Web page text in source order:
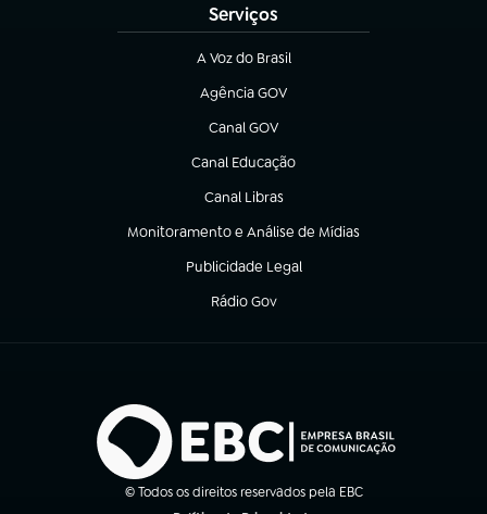
Serviços
A Voz do Brasil
(abre em nova aba)
Agência GOV
(abre em nova aba)
Canal GOV
(abre em nova aba)
Canal Educação
(abre em nova aba)
Canal Libras
(abre em nova aba)
Monitoramento e Análise de Mídias
(abre em nova aba)
Publicidade Legal
(abre em nova aba)
Rádio Gov
(abre em nova aba)
© Todos os direitos reservados pela EBC